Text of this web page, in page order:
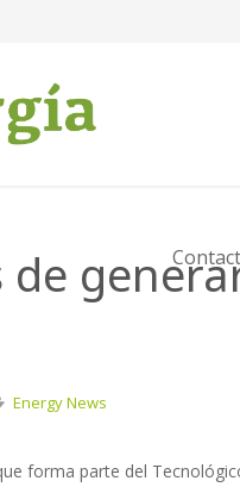
de
Energy News
forma parte del